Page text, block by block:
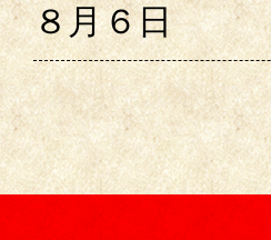
８月６日